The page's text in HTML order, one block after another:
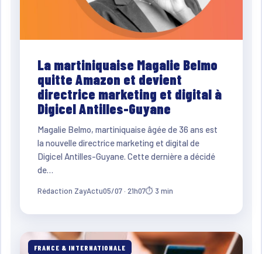
La martiniquaise Magalie Belmo
quitte Amazon et devient
directrice marketing et digital à
Digicel Antilles-Guyane
Magalie Belmo, martiniquaise âgée de 36 ans est
la nouvelle directrice marketing et digital de
Digicel Antilles-Guyane. Cette dernière a décidé
de…
Rédaction ZayActu05/07 · 21h07⏱ 3 min
FRANCE & INTERNATIONALE